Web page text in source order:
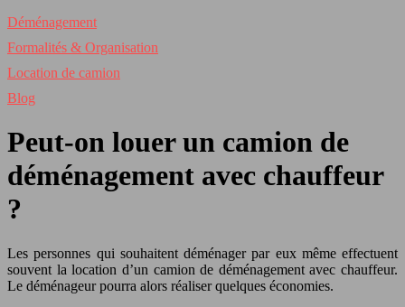
Déménagement
Formalités & Organisation
Location de camion
Blog
Peut-on louer un camion de
déménagement avec chauffeur
?
Les personnes qui souhaitent déménager par eux même effectuent
souvent la location d’un camion de déménagement avec chauffeur.
Le déménageur pourra alors réaliser quelques économies.